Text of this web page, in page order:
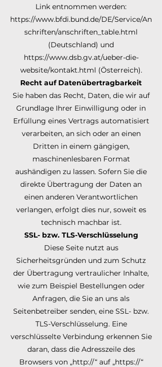
Link entnommen werden:
https://www.bfdi.bund.de/DE/Service/An
schriften/anschriften_table.html
(Deutschland) und
https://www.dsb.gv.at/ueber-die-
website/kontakt.html (Österreich).
Recht auf Datenübertragbarkeit
Sie haben das Recht, Daten, die wir auf
Grundlage Ihrer Einwilligung oder in
Erfüllung eines Vertrags automatisiert
verarbeiten, an sich oder an einen
Dritten in einem gängigen,
maschinenlesbaren Format
aushändigen zu lassen. Sofern Sie die
direkte Übertragung der Daten an
einen anderen Verantwortlichen
verlangen, erfolgt dies nur, soweit es
technisch machbar ist.
SSL- bzw. TLS-Verschlüsselung
Diese Seite nutzt aus
Sicherheitsgründen und zum Schutz
der Übertragung vertraulicher Inhalte,
wie zum Beispiel Bestellungen oder
Anfragen, die Sie an uns als
Seitenbetreiber senden, eine SSL- bzw.
TLS-Verschlüsselung. Eine
verschlüsselte Verbindung erkennen Sie
daran, dass die Adresszeile des
Browsers von „http://“ auf „https://“